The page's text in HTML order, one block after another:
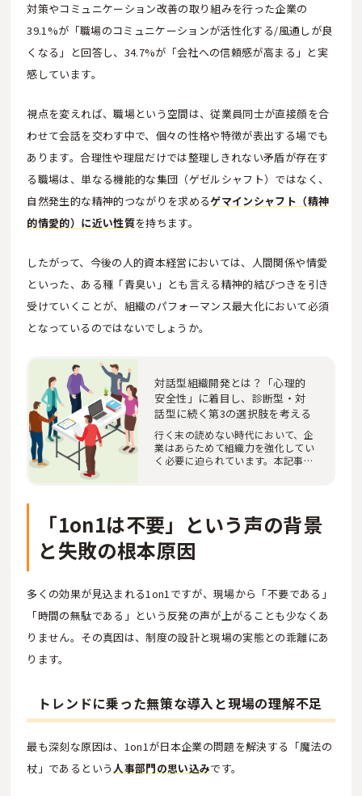
対策やコミュニケーション改善の取り組みを行った企業の
39.1%が「職場のコミュニケーションが活性化する/風通しが良
くなる」と回答し、34.7%が「会社への信頼感が高まる」と実
感しています。
視点を変えれば、職場という空間は、従業員同士が直接顔を合
わせて会話を交わす中で、個々の性格や特徴が表出する場でも
あります。合理性や理屈だけでは整理しきれない矛盾が存在す
る職場は、単なる機能的な集団（ゲゼルシャフト）ではなく、
自然発生的な精神的つながりを求めるゲマインシャフト（精神
的情愛的）に近い性質を持ちます。
したがって、今後の人的資本経営においては、人間関係や情愛
といった、ある種「青臭い」とも言える精神的結びつきを引き
受けていくことが、組織のパフォーマンス最大化において必須
となっているのではないでしょうか。
対話型組織開発とは？「心理的
安全性」に着目し、診断型・対
話型に続く第3の選択肢を考える
行く末の読めない時代において、企
業はあらためて組織力を強化してい
く必要に迫られています。本記事で
「1on1は不要」という声の背景
と失敗の根本原因
多くの効果が見込まれる1on1ですが、現場から「不要である」
「時間の無駄である」という反発の声が上がることも少なくあ
りません。その真因は、制度の設計と現場の実態との乖離にあ
ります。
トレンドに乗った無策な導入と現場の理解不足
最も深刻な原因は、1on1が日本企業の問題を解決する「魔法の
杖」であるという 人事部門の思い込みです。